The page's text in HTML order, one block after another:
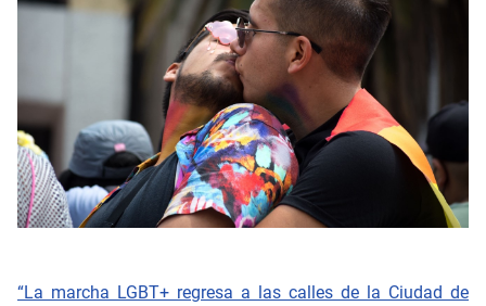
“La marcha LGBT+ regresa a las calles de la Ciudad de